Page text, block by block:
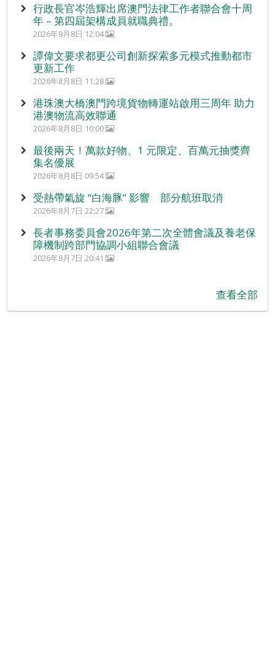
行政長官岑浩輝出席澳門法律工作者聯合會十周
年 – 第四屆架構成員就職典禮。
2026年8月8日 12:04
譚偉文要求都更公司創新探索多元模式推動都市
更新工作
2026年8月8日 11:28
港珠澳大橋澳門跨境貨物轉運站啟用三周年 助力
港澳物流高效聯通
2026年8月8日 10:00
最後兩天！萬款好物、1 元限定、百萬元抽獎齊
集名優展
2026年8月8日 09:54
受熱帶氣旋 “白海豚” 影響 部分航班取消
2026年8月7日 22:27
長者事務委員會2026年第二次全體會議及養老保
障機制跨部門協調小組聯合會議
2026年8月7日 20:41
查看全部